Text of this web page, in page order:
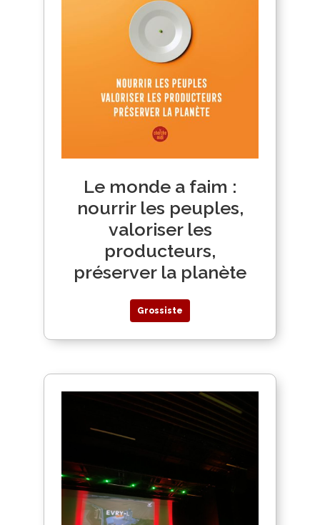
Le monde a faim :
nourrir les peuples,
valoriser les
producteurs,
préserver la planète
Grossiste